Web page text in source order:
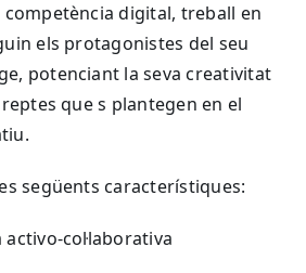
digital, treball en
els protagonistes del seu
potenciant la seva creativitat
que s plantegen en el
següents característiques:
col·laborativa